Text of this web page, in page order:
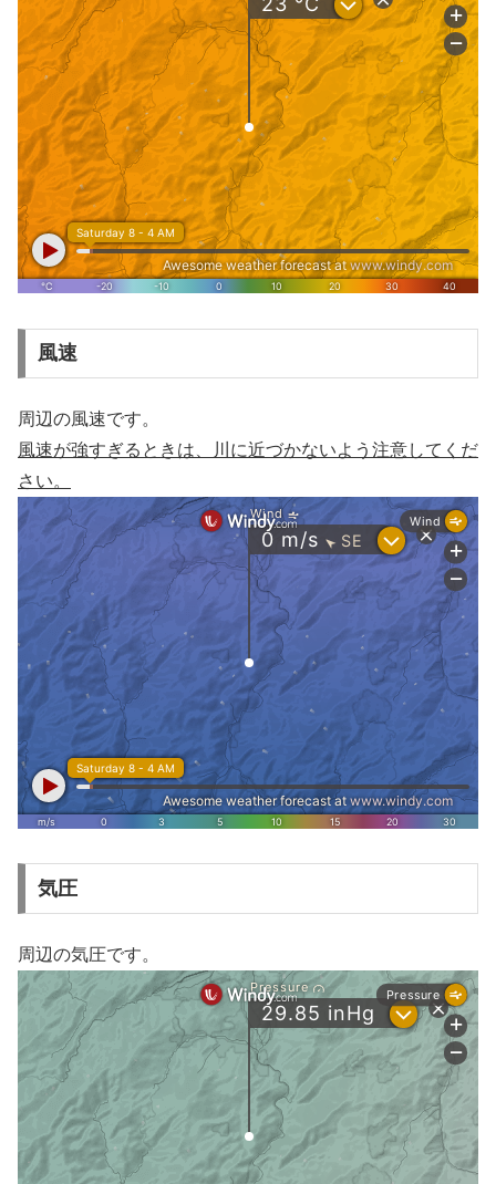
風速
周辺の風速です。
風速が強すぎるときは、川に近づかないよう注意してくだ
さい。
気圧
周辺の気圧です。